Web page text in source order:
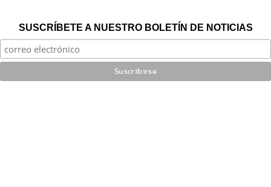
SUSCRÍBETE A NUESTRO BOLETÍN DE NOTICIAS